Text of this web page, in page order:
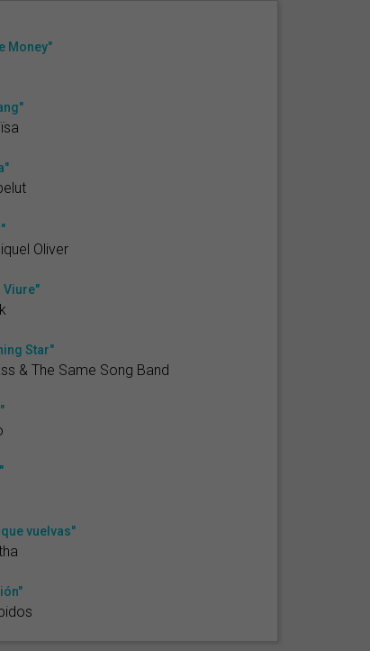
Money"
Oliver
Viure"
Star"
& The Same Song Band
vuelvas"